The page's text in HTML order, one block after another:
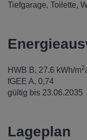
Tiefgarage Toilette
HWB B, 27.6 kWh/m2
fGEE A, 0,74
gültig bis 23.06.2035
Lageplan